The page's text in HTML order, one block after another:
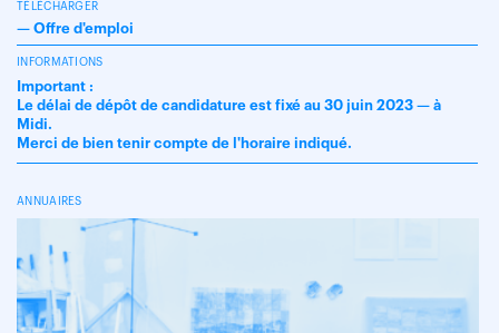
TÉLÉCHARGER
— Offre d'emploi
INFORMATIONS
Important :
Le délai de dépôt de candidature est fixé au 30 juin 2023 — à
Midi.
Merci de bien tenir compte de l'horaire indiqué.
ANNUAIRES